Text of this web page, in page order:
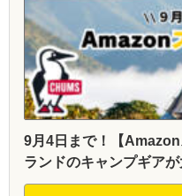
9月4日まで！【
ランドのキャンプギアが